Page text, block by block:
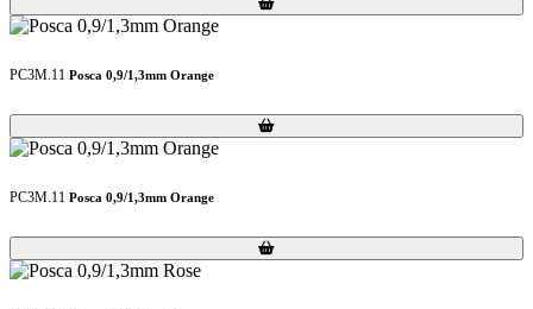
PC3M.11 Posca 0,9/1,3mm Orange
Loading...
Loading...
PC3M.11 Posca 0,9/1,3mm Orange
Loading...
Loading...